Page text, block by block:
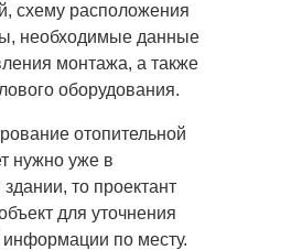
схему расположения
необходимые данные
монтажа, а также
оборудования.
отопительной
нужно уже в
то проектант
для уточнения
по месту.